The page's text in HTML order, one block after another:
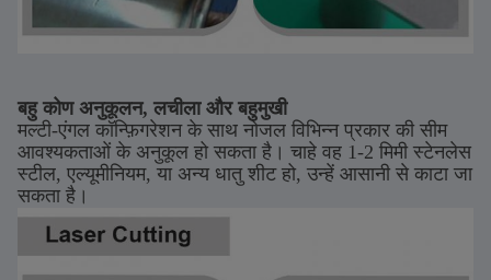
बहु कोण अनुकूलन, लचीला और बहुमुखी
मल्टी-एंगल कॉन्फ़िगरेशन के साथ नोजल विभिन्न प्रकार की सीम
आवश्यकताओं के अनुकूल हो सकता है। चाहे वह 1-2 मिमी स्टेनलेस
स्टील, एल्यूमीनियम, या अन्य धातु शीट हो, उन्हें आसानी से काटा जा
सकता है।